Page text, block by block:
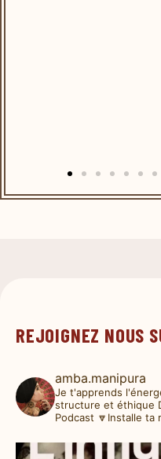
REJOIGNEZ NOUS
amba.manipura
Je t'apprends
structure et éthique
Podcast 🔽Installe ta